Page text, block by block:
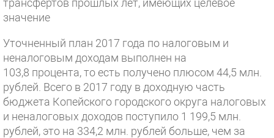
трансфертов прошлых лет, имеющих целевое
значение
Уточненный план 2017 года по налоговым и
неналоговым доходам выполнен на
103,8 процента, то есть получено плюсом 44,5 млн.
рублей. Всего в 2017 году в доходную часть
бюджета Копейского городского округа налоговых
и неналоговых доходов поступило 1 199,5 млн.
рублей, это на 334,2 млн. рублей больше, чем за